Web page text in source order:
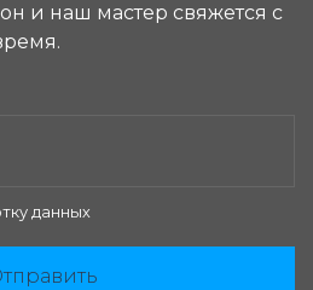
и наш мастер свяжется с
данных